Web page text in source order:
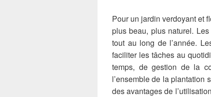
Pour un jardin verdoyant et
plus beau, plus naturel.
tout au long de l’année.
faciliter les tâches au
temps, de gestion de la
l’ensemble de la plantation
des avantages de